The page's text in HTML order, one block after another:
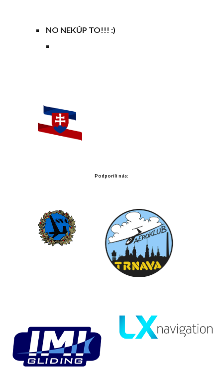
NO NEKÚP TO!!! :)
Podporili nás: